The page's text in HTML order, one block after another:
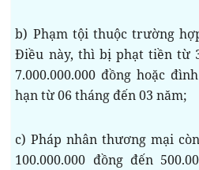
b) Phạm tội thuộc trường
Điều này, thì bị phạt tiền từ
7.000.000.000 đồng hoặc
hạn từ 06 tháng đến 03 năm;
c) Pháp nhân thương mại
100.000.000 đồng đến